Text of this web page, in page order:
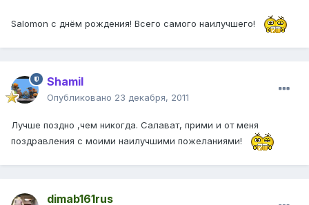
Salomon с днём рождения! Всего самого наилучшего!
Shamil
Опубликовано 23 декабря, 2011
Лучше поздно ,чем никогда. Салават, прими и от меня
поздравления с моими наилучшими пожеланиями!
dimab161rus